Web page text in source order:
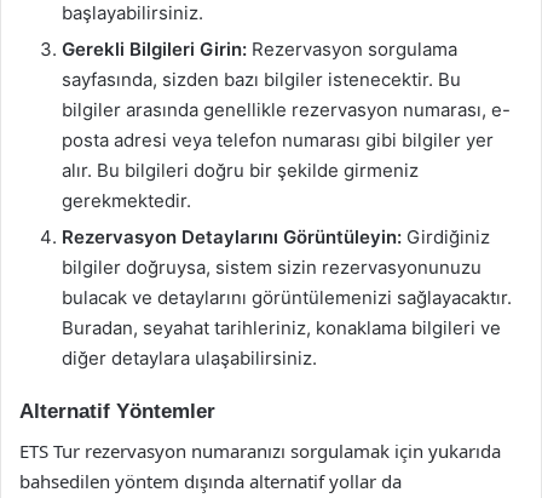
başlayabilirsiniz.
Gerekli Bilgileri Girin: Rezervasyon sorgulama
sayfasında, sizden bazı bilgiler istenecektir. Bu
bilgiler arasında genellikle rezervasyon numarası, e-
posta adresi veya telefon numarası gibi bilgiler yer
alır. Bu bilgileri doğru bir şekilde girmeniz
gerekmektedir.
Rezervasyon Detaylarını Görüntüleyin: Girdiğiniz
bilgiler doğruysa, sistem sizin rezervasyonunuzu
bulacak ve detaylarını görüntülemenizi sağlayacaktır.
Buradan, seyahat tarihleriniz, konaklama bilgileri ve
diğer detaylara ulaşabilirsiniz.
Alternatif Yöntemler
ETS Tur rezervasyon numaranızı sorgulamak için yukarıda
bahsedilen yöntem dışında alternatif yollar da